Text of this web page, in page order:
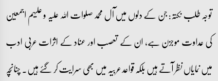
توجہ طلب نکتہ: جن کے دلوں میں آل محمد صلوات اللہ علیہ و علیہم اجمعین
کی عداوت موجزن ہے، ان کے تعصب اور عناد کے اثرات عربی ادب
میں نمایاں نظر آتے ہیں بلکہ قواعد عربیہ میں بھی سرایت کر گئے ہیں۔ چنانچہ